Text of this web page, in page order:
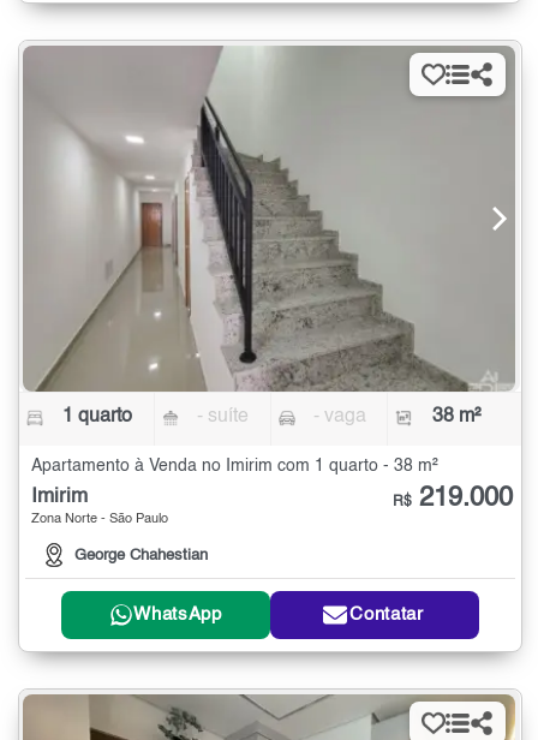
1 quarto - suíte - vaga 38 m²
Apartamento à Venda no Imirim com 1 quarto - 38 m²
Imirim
Zona Norte - São Paulo
George Chahestian
R$ 219.000
WhatsApp Contatar